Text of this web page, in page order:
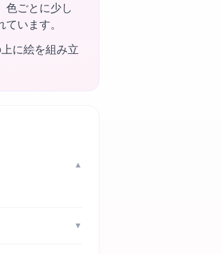
色ごとに少し
います。
に絵を組み立
▼
▼